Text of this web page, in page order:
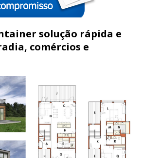
solução rápida e
comércios e